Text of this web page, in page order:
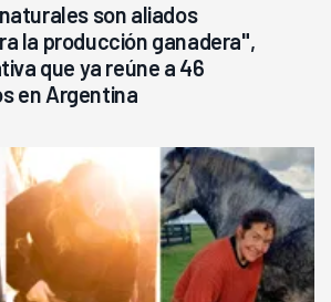
son aliados
la producción ganadera",
que ya reúne a 46
en Argentina